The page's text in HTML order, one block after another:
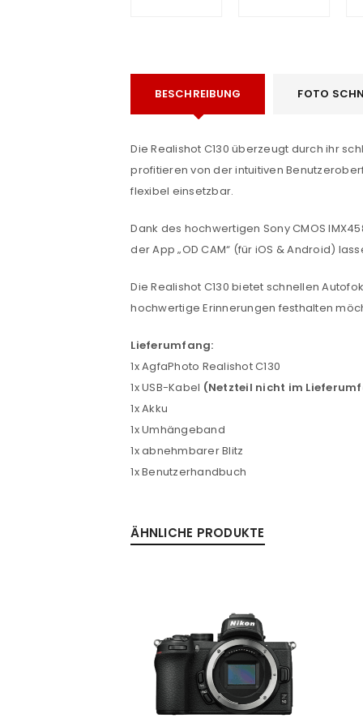
ANMELDEN
Passwort
BESCHREIBUNG FOTO
Die Realishot C130 überzeugt durch ihr
profitieren von der intuitiven
flexibel einsetzbar.
Dank des hochwertigen Sony CMOS
der App „OD CAM“ (für iOS & Android)
Die Realishot C130 bietet schnellen
hochwertige Erinnerungen festhalten
Lieferumfang:
1x AgfaPhoto Realishot C130
1x USB-Kabel (Netzteil nicht im
1x Akku
1x Umhängeband
1x abnehmbarer Blitz
1x Benutzerhandbuch
ÄHNLICHE PRODUKTE